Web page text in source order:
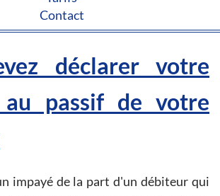
Contact
déclarer votre
au passif de votre
impayé de la part d'un débiteur qui